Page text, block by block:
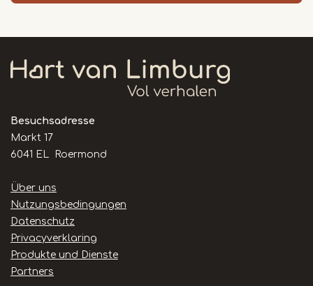
Besuchsadresse
Markt 17
6041 EL Roermond
Handige
links
Über uns
Nutzungsbedingungen
Datenschutz
Privacyverklaring
Produkte und Dienste
Partners